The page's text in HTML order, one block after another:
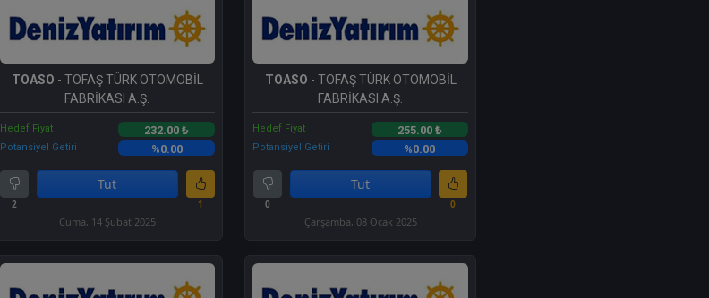
TOASO - TOFAŞ TÜRK OTOMOBİL
FABRİKASI A.Ş.
Hedef Fiyat 232.00 ₺
Potansiyel Getiri %0.00
2
Tut
1
Cuma, 14 Şubat 2025
TOASO - TOFAŞ TÜRK OTOMOBİL
FABRİKASI A.Ş.
Hedef Fiyat 255.00 ₺
Potansiyel Getiri %0.00
0
Tut
0
Çarşamba, 08 Ocak 2025